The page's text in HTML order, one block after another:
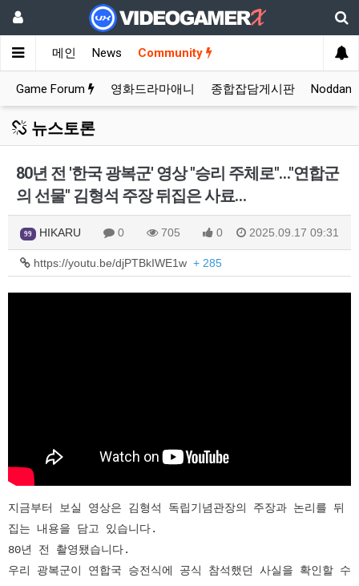
메인 News Community
Game Forum 영화드라마애니 종합잡담게시판
뉴스토론
80년 전 '한국 광복군' 영상 "승리 주체로"…"연합군
의 선물" 김형석 주장 뒤집은 사료…
99 HIKARU 0 705 0 2025.09.17 09:31
https://youtu.be/djPTBkIWE1w + 285
지금부터 보실 영상은 김형석 독립기념관장의 주장과 논리를 뒤
집는 내용을 담고 있습니다.
80년 전 촬영됐습니다.
우리 광복군이 연합국 승전식에 공식 참석했던 사실을 확인할 수